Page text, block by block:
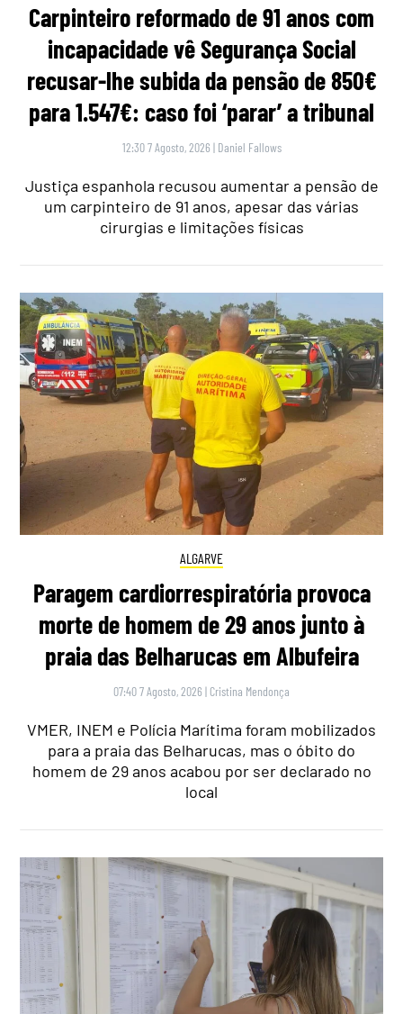
Carpinteiro reformado de 91 anos com
incapacidade vê Segurança Social
recusar-lhe subida da pensão de 850€
para 1.547€: caso foi ‘parar’ a tribunal
12:30 7 Agosto, 2026 | Daniel Fallows
Justiça espanhola recusou aumentar a pensão de
um carpinteiro de 91 anos, apesar das várias
cirurgias e limitações físicas
ALGARVE
Paragem cardiorrespiratória provoca
morte de homem de 29 anos junto à
praia das Belharucas em Albufeira
07:40 7 Agosto, 2026 | Cristina Mendonça
VMER, INEM e Polícia Marítima foram mobilizados
para a praia das Belharucas, mas o óbito do
homem de 29 anos acabou por ser declarado no
local